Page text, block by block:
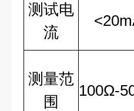
测试电
流
测量范
围
100Ω-